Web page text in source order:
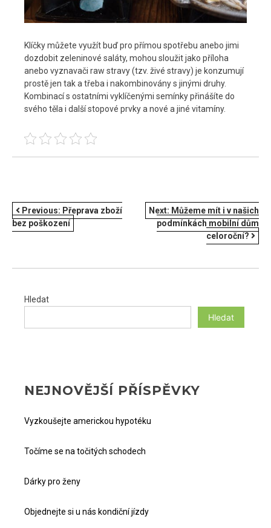
Klíčky můžete využít buď pro přímou spotřebu anebo jimi
dozdobit zeleninové saláty, mohou sloužit jako příloha
anebo vyznavači raw stravy (tzv. živé stravy) je konzumují
prostě jen tak a třeba i nakombinovány s jinými druhy.
Kombinací s ostatními vyklíčenými semínky přinášíte do
svého těla i další stopové prvky a nové a jiné vitamíny.
NAVIGACE
PRO
Previous: Přeprava zboží
bez poškození
Next: Můžeme mít i v našich
podmínkách mobilní dům
celoroční?
Hledat
Hledat
NEJNOVĚJŠÍ PŘÍSPĚVKY
Vyzkoušejte americkou hypotéku
Točíme se na točitých schodech
Dárky pro ženy
Objednejte si u nás kondiční jízdy